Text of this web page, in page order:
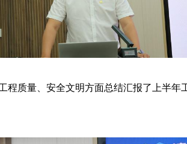
程质量、安全文明方面总结汇报了上半年